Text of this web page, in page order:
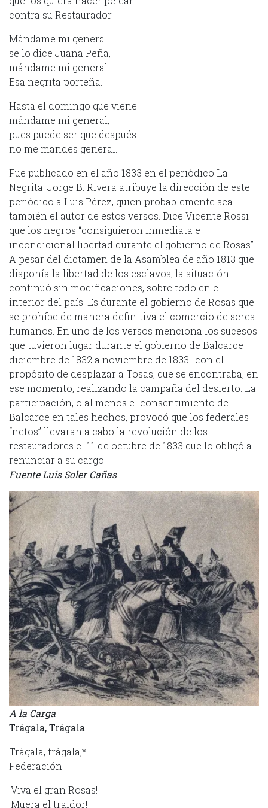
contra su Restaurador.
Mándame mi general
se lo dice Juana Peña,
mándame mi general.
Esa negrita porteña.
Hasta el domingo que viene
mándame mi general,
pues puede ser que después
no me mandes general.
Fue publicado en el año 1833 en el periódico La
Negrita. Jorge B. Rivera atribuye la dirección de este
periódico a Luis Pérez, quien probablemente sea
también el autor de estos versos. Dice Vicente Rossi
que los negros “consiguieron inmediata e
incondicional libertad durante el gobierno de Rosas”.
A pesar del dictamen de la Asamblea de año 1813 que
disponía la libertad de los esclavos, la situación
continuó sin modificaciones, sobre todo en el
interior del país. Es durante el gobierno de Rosas que
se prohíbe de manera definitiva el comercio de seres
humanos. En uno de los versos menciona los sucesos
que tuvieron lugar durante el gobierno de Balcarce –
diciembre de 1832 a noviembre de 1833- con el
propósito de desplazar a Tosas, que se encontraba, en
ese momento, realizando la campaña del desierto. La
participación, o al menos el consentimiento de
Balcarce en tales hechos, provocó que los federales
“netos” llevaran a cabo la revolución de los
restauradores el 11 de octubre de 1833 que lo obligó a
renunciar a su cargo.
Fuente Luis Soler Cañas
A la Carga
Trágala, Trágala
Trágala, trágala,*
Federación
¡Viva el gran Rosas!
¡Muera el traidor!